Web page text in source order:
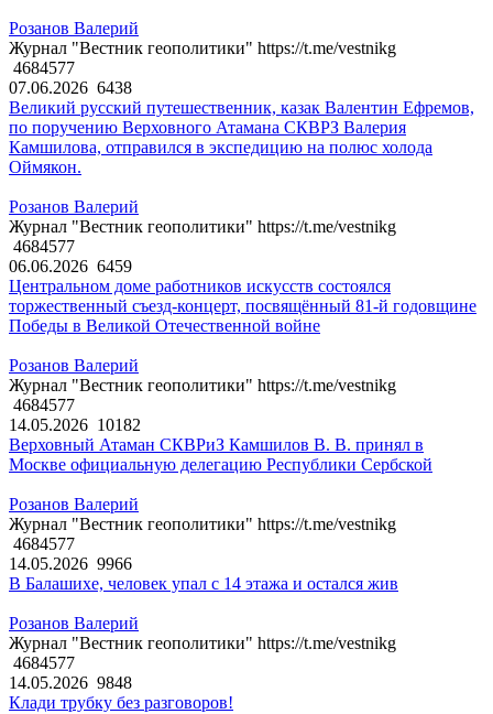
Розанов Валерий
Журнал "Вестник геополитики" https://t.me/vestnikg
4684577
07.06.2026 6438
Великий русский путешественник, казак Валентин Ефремов,
по поручению Верховного Атамана СКВРЗ Валерия
Камшилова, отправился в экспедицию на полюс холода
Оймякон.
Розанов Валерий
Журнал "Вестник геополитики" https://t.me/vestnikg
4684577
06.06.2026 6459
Центральном доме работников искусств состоялся
торжественный съезд-концерт, посвящённый 81-й годовщине
Победы в Великой Отечественной войне
Розанов Валерий
Журнал "Вестник геополитики" https://t.me/vestnikg
4684577
14.05.2026 10182
Верховный Атаман СКВРиЗ Камшилов В. В. принял в
Москве официальную делегацию Республики Сербской
Розанов Валерий
Журнал "Вестник геополитики" https://t.me/vestnikg
4684577
14.05.2026 9966
В Балашихе, человек упал с 14 этажа и остался жив
Розанов Валерий
Журнал "Вестник геополитики" https://t.me/vestnikg
4684577
14.05.2026 9848
Клади трубку без разговоров!